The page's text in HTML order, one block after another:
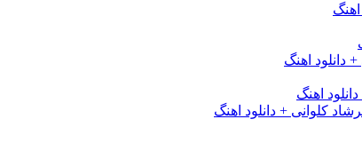
دانلود اهنگ
اهنگ
کلوانی + دانلود اهنگ